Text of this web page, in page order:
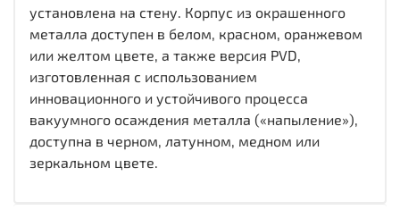
установлена на стену. Корпус из окрашенного
металла доступен в белом, красном, оранжевом
или желтом цвете, а также версия PVD,
изготовленная с использованием
инновационного и устойчивого процесса
вакуумного осаждения металла («напыление»),
доступна в черном, латунном, медном или
зеркальном цвете.